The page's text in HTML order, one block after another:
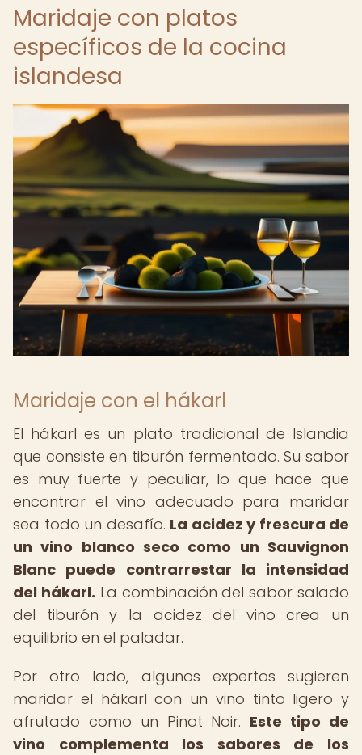
Maridaje con platos
específicos de la cocina
islandesa
Maridaje con el hákarl
El hákarl es un plato tradicional de Islandia
que consiste en tiburón fermentado. Su sabor
es muy fuerte y peculiar, lo que hace que
encontrar el vino adecuado para maridar
sea todo un desafío. La acidez y frescura de
un vino blanco seco como un Sauvignon
Blanc puede contrarrestar la intensidad
del hákarl. La combinación del sabor salado
del tiburón y la acidez del vino crea un
equilibrio en el paladar.
Por otro lado, algunos expertos sugieren
maridar el hákarl con un vino tinto ligero y
afrutado como un Pinot Noir. Este tipo de
vino complementa los sabores de los